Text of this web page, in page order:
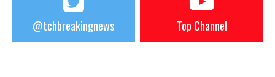
@tchbreakingnews Top Channel